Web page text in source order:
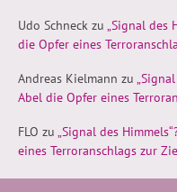
Udo Schneck zu „Signal des
die Opfer eines
Andreas Kielmann zu
Abel die Opfer eines
FLO zu „Signal des
eines Terroranschlags zur